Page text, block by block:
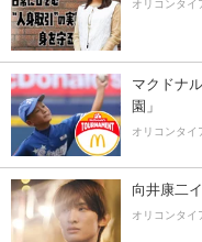
オリコンタイ
マクドナ
園」
オリコンタイ
向井康二
オリコンタイ